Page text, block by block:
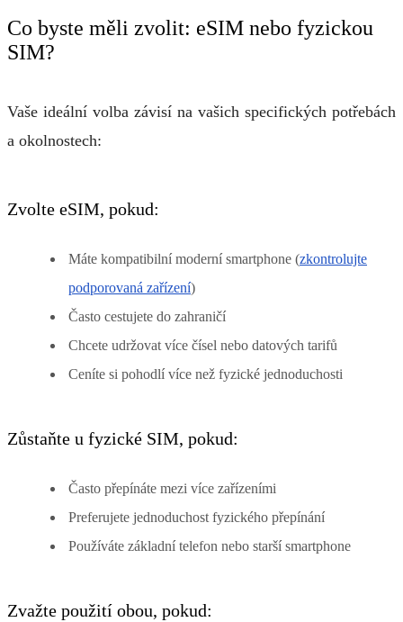
Co byste měli zvolit: eSIM nebo fyzickou
SIM?
Vaše ideální volba závisí na vašich specifických potřebách
a okolnostech:
Zvolte eSIM, pokud:
Máte kompatibilní moderní smartphone (zkontrolujte
podporovaná zařízení)
Často cestujete do zahraničí
Chcete udržovat více čísel nebo datových tarifů
Ceníte si pohodlí více než fyzické jednoduchosti
Zůstaňte u fyzické SIM, pokud:
Často přepínáte mezi více zařízeními
Preferujete jednoduchost fyzického přepínání
Používáte základní telefon nebo starší smartphone
Zvažte použití obou, pokud: